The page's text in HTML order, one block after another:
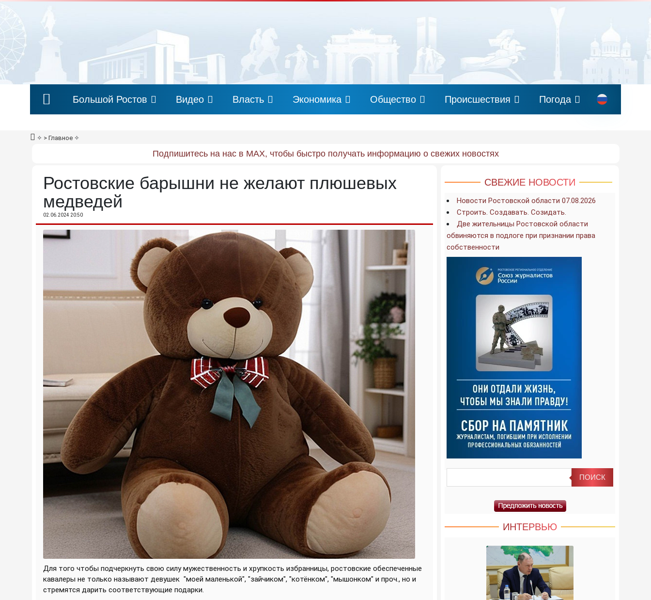
Большой Ростов Видео Власть Экономика Общество Происшествия Погода
✧ > Главное ✧
Подпишитесь на нас в MAX, чтобы быстро получать информацию о свежих новостях
Ростовские барышни не желают плюшевых
медведей
02.06.2024 20:50
Для того чтобы подчеркнуть свою силу мужественность и хрупкость избранницы, ростовские обеспеченные
кавалеры не только называют девушек "моей маленькой", "зайчиком", "котёнком", "мышонком" и проч., но и
стремятся дарить соответствующие подарки.
СВЕЖИЕ НОВОСТИ
Новости Ростовской области 07.08.2026
Строить. Создавать. Созидать.
Две жительницы Ростовской области
обвиняются в подлоге при признании права
собственности
ИНТЕРВЬЮ